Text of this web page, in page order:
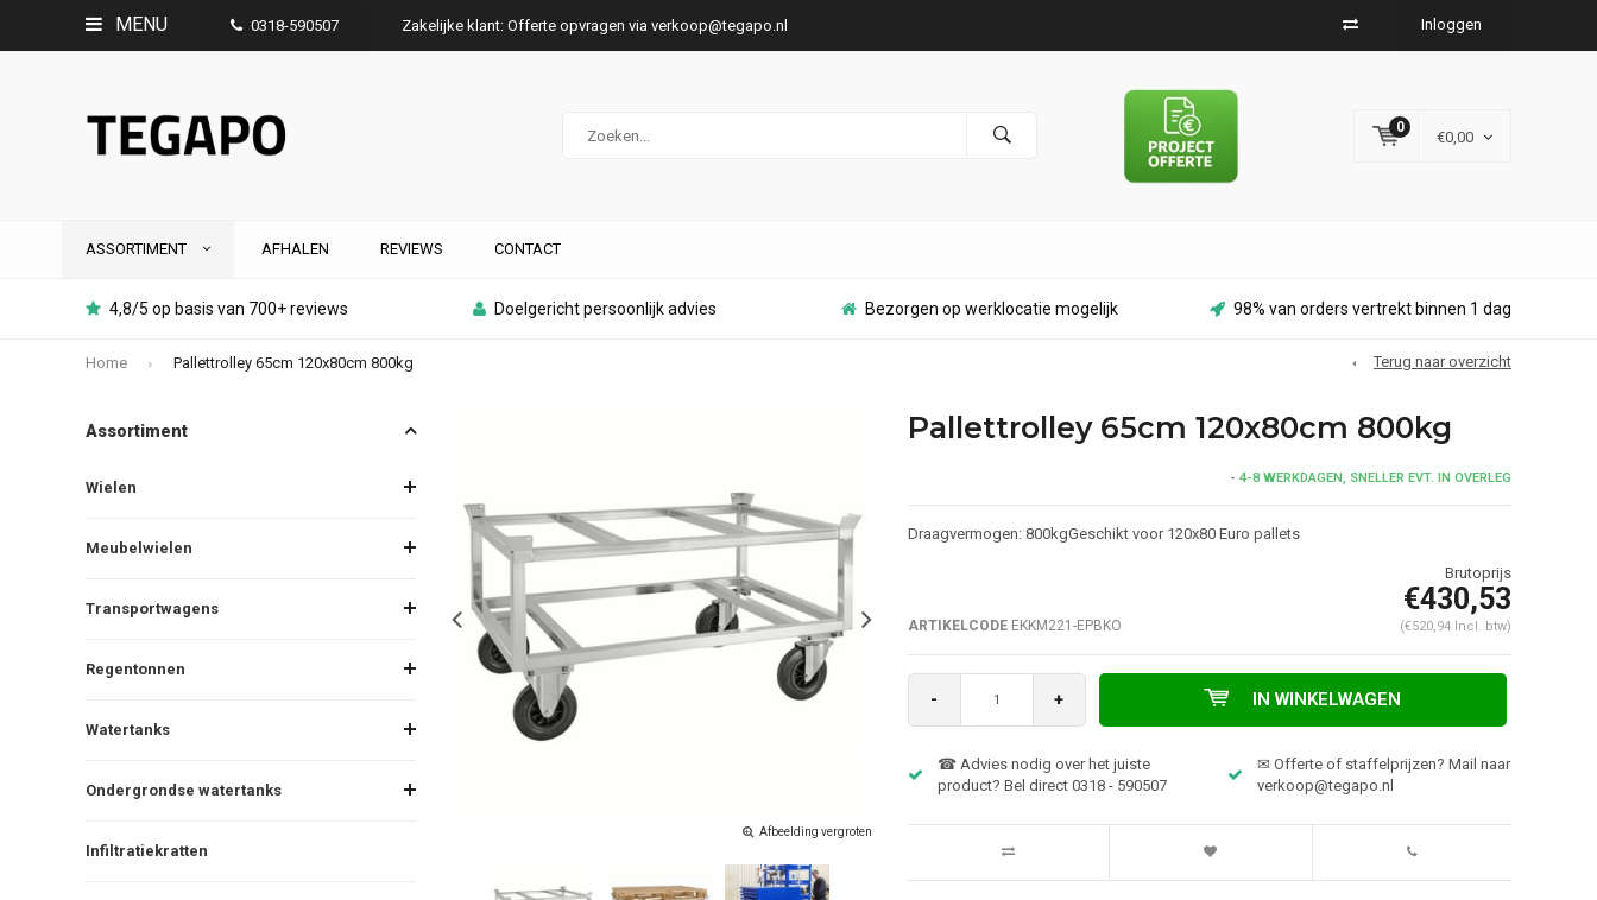
MENU 0318-590507 Zakelijke klant: Offerte opvragen via verkoop@tegapo.nl Inloggen
0
€0,00
ASSORTIMENT AFHALEN REVIEWS CONTACT
4,8/5 op basis van 700+ reviews Doelgericht persoonlijk advies Bezorgen op werklocatie mogelijk 98% van orders vertrekt binnen 1 dag
Home Pallettrolley 65cm 120x80cm 800kg Terug naar overzicht
Assortiment
Wielen
Meubelwielen
Transportwagens
Regentonnen
Watertanks
Ondergrondse watertanks
Infiltratiekratten
Afbeelding vergroten
Pallettrolley 65cm 120x80cm 800kg
- 4-8 WERKDAGEN, SNELLER EVT. IN OVERLEG
Draagvermogen: 800kgGeschikt voor 120x80 Euro pallets
ARTIKELCODEEKKM221-EPBKO
€430,53
(€520,94 Incl. btw)
- + IN WINKELWAGEN
☎ Advies nodig over het juiste
product? Bel direct 0318 - 590507
✉ Offerte of staffelprijzen? Mail naar
verkoop@tegapo.nl